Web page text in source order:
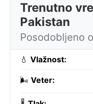
Trenutno
Pakistan
Posodobljeno
💧 Vlažnost:
🌬️ Veter: